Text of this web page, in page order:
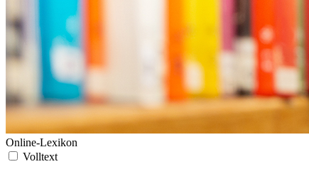
Online-Lexikon
Volltext